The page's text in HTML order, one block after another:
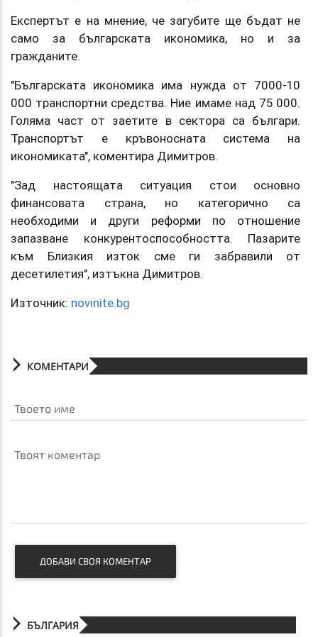
Експертът е на мнение, че загубите ще бъдат не
само за българската икономика, но и за
гражданите.
"Българската икономика има нужда от 7000-10
000 транспортни средства. Ние имаме над 75 000.
Голяма част от заетите в сектора са българи.
Транспортът е кръвоносната система на
икономиката", коментира Димитров.
"Зад настоящата ситуация стои основно
финансовата страна, но категорично са
необходими и други реформи по отношение
запазване конкурентоспособността. Пазарите
към Близкия изток сме ги забравили от
десетилетия", изтъкна Димитров.
Източник: novinite.bg
КОМЕНТАРИ
Твоето име
Твоят коментар
ДОБАВИ СВОЯ КОМЕНТАР
БЪЛГАРИЯ